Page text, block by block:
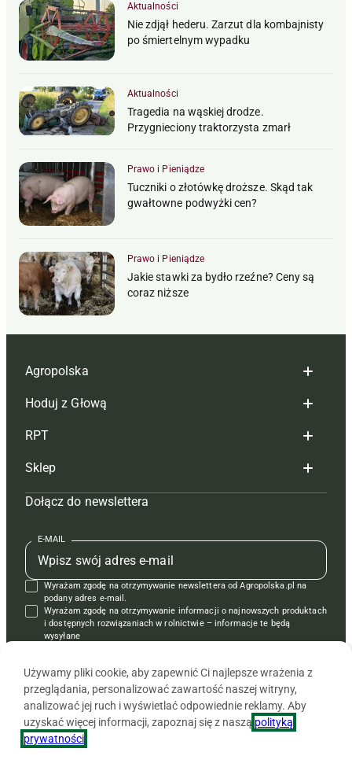
Aktualności
Nie zdjął hederu. Zarzut dla kombajnisty
po śmiertelnym wypadku
Aktualności
Tragedia na wąskiej drodze.
Przygnieciony traktorzysta zmarł
Prawo i Pieniądze
Tuczniki o złotówkę droższe. Skąd tak
gwałtowne podwyżki cen?
Prawo i Pieniądze
Jakie stawki za bydło rzeźne? Ceny są
coraz niższe
Agropolska
Redakcja
Reklama
Tagi
Mapa serwisu
Kontakt
Regulamin
Polityka prywatności
Hoduj z Głową
Hoduj z głową bydło
Hoduj z głową świnie
Prenumerata
Redakcja
Kontakt
Reklama
RPT
Redakcja
Prenumerata
Reklama
Kontakt
Krzyżówki
Sklep
Czasopisma i prenumerata
Książki
Regulamin
Dołącz do newslettera
E-MAIL
Wyrażam zgodę na otrzymywanie newslettera od Agropolska.pl na
podany adres e-mail.
Wyrażam zgodę na otrzymywanie informacji o najnowszych produktach
i dostępnych rozwiązaniach w rolnictwie – informacje te będą
wysyłane
Używamy pliki cookie, aby zapewnić Ci najlepsze wrażenia z
przeglądania, personalizować zawartość naszej witryny,
analizować jej ruch i wyświetlać odpowiednie reklamy. Aby
uzyskać więcej informacji, zapoznaj się z naszą polityką
prywatności